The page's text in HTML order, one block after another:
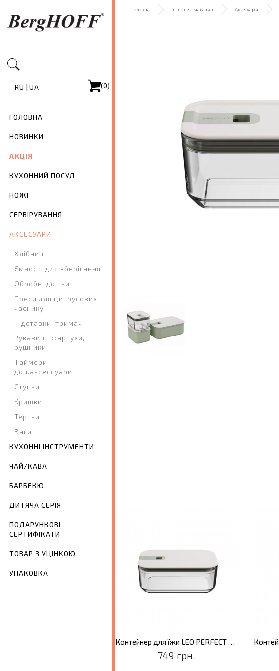
RU | UA (0)
ГОЛОВНА
НОВИНКИ
АКЦІЯ
КУХОННИЙ ПОСУД
НОЖІ
СЕРВІРУВАННЯ
АКСЕСУАРИ
Хлібниці
Ємності для зберігання
Обробні дошки
Преси для цитрусових,
часнику
Підставки, тримачі
Рукавиці, фартухи,
рушники
Таймери,
доп.аксессуари
Ступки
Кришки
Тертки
Ваги
КУХОННІ ІНСТРУМЕНТИ
ЧАЙ/КАВА
БАРБЕКЮ
ДИТЯЧА СЕРІЯ
ПОДАРУНКОВІ
СЕРТИФІКАТИ
ТОВАР З УЦІНКОЮ
УПАКОВКА
Головна Інтернет-магазин Аксесуари
Контейнер для їжи LEO PERFECT SEAL, скло, 1,1 л
749 грн.